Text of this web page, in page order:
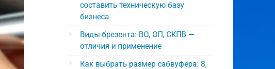
составить техническую базу
бизнеса
Виды брезента: ВО, ОП, СКПВ —
отличия и применение
Как выбрать размер сабвуфера: 8,